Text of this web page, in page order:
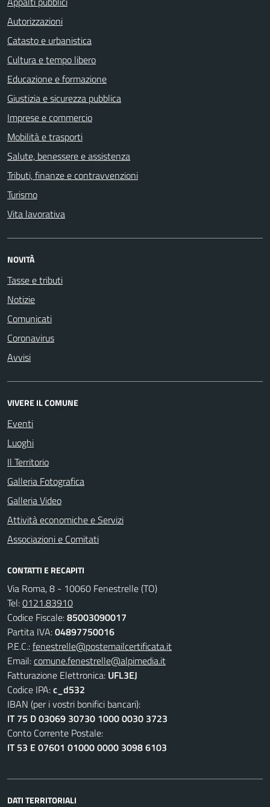
Autorizzazioni
Catasto e urbanistica
Cultura e tempo libero
Educazione e formazione
Giustizia e sicurezza pubblica
Imprese e commercio
Mobilità e trasporti
Salute, benessere e assistenza
Tributi, finanze e contravvenzioni
Turismo
Vita lavorativa
NOVITÀ
Tasse e tributi
Notizie
Comunicati
Coronavirus
Avvisi
VIVERE IL COMUNE
Eventi
Luoghi
Il Territorio
Galleria Fotografica
Galleria Video
Attività economiche e Servizi
Associazioni e Comitati
CONTATTI E RECAPITI
Via Roma, 8 - 10060 Fenestrelle (TO)
Tel:0121.83910
Codice Fiscale:85003090017
Partita IVA:04897750016
P.E.C.:fenestrelle@postemailcertificata.it
Email:comune.fenestrelle@alpimedia.it
Fatturazione Elettronica: UFL3EJ
Codice IPA:c_d532
IBAN (per i vostri bonifici bancari):
IT 75 D 03069 30730 1000 0030 3723
Conto Corrente Postale:
IT 53 E 07601 01000 0000 3098 6103
DATI TERRITORIALI